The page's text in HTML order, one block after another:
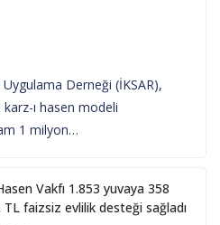
Derneği (İKSAR),
ı hasen modeli
1 milyon…
Vakfı 1.853 yuvaya 358
faizsiz evlilik desteği sağladı